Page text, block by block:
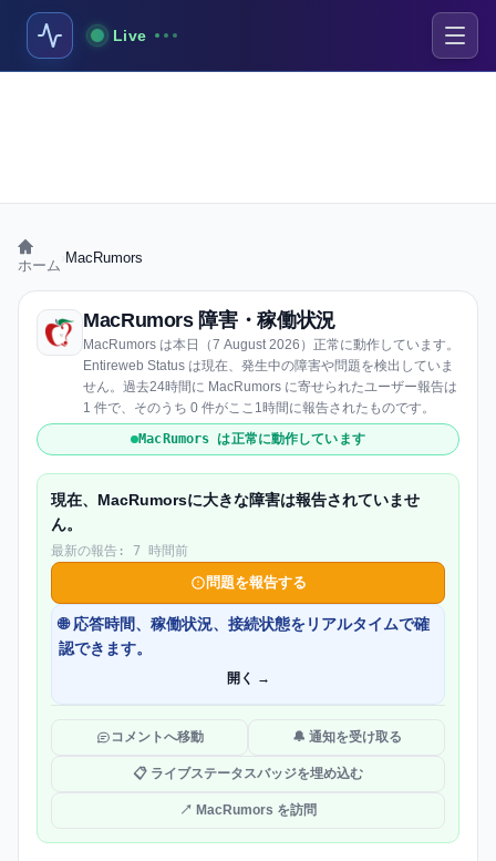
Live
ホーム MacRumors
MacRumors 障害・稼働状況
MacRumors は本日（7 August 2026）正常に動作しています。
Entireweb Status は現在、発生中の障害や問題を検出していま
せん。過去24時間に MacRumors に寄せられたユーザー報告は
1 件で、そのうち 0 件がここ1時間に報告されたものです。
MacRumors は正常に動作しています
現在、MacRumorsに大きな障害は報告されていませ
ん。
最新の報告: 7 時間前
問題を報告する
🌐 応答時間、稼働状況、接続状態をリアルタイムで確
認できます。
開く →
コメントへ移動 🔔 通知を受け取る
📋 ライブステータスバッジを埋め込む
↗ MacRumors を訪問